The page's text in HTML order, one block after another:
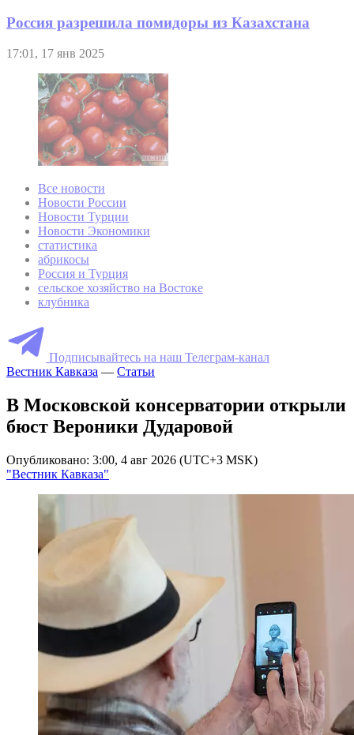
Россия разрешила помидоры из Казахстана
17:01, 17 янв 2025
Все новости
Новости России
Новости Турции
Новости Экономики
статистика
абрикосы
Россия и Турция
сельское хозяйство на Востоке
клубника
Подписывайтесь на наш Телеграм-канал
Вестник Кавказа — Статьи
В Московской консерватории открыли
бюст Вероники Дударовой
Опубликовано: 3:00, 4 авг 2026 (UTC+3 MSK)
"Вестник Кавказа"